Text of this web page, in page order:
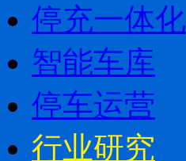
停充一体化
智能车库
停车运营
行业研究